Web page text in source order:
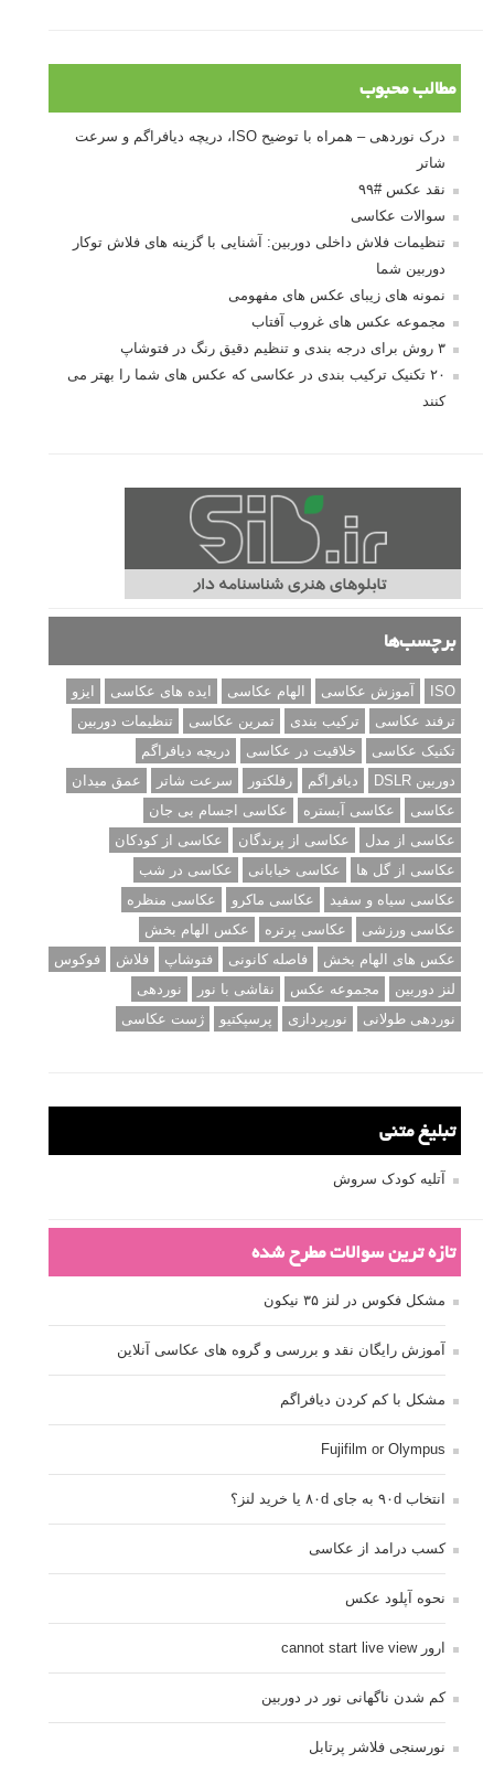
مطالب محبوب
درک نوردهی – همراه با توضیح ISO، دریچه دیافراگم و سرعت
شاتر
نقد عکس #۹۹
سوالات عکاسی
تنظیمات فلاش داخلی دوربین: آشنایی با گزینه های فلاش توکار
دوربین شما
نمونه های زیبای عکس های مفهومی
مجموعه عکس های غروب آفتاب
۳ روش برای درجه بندی و تنظیم دقیق رنگ در فتوشاپ
۲۰ تکنیک ترکیب بندی در عکاسی که عکس های شما را بهتر می
کنند
برچسب‌ها
ISO آموزش عکاسی الهام عکاسی ایده های عکاسی
ایزو
ترفند عکاسی
ترکیب بندی تمرین عکاسی
تنظیمات دوربین
تکنیک عکاسی
خلاقیت در عکاسی
دریچه دیافراگم
دوربین DSLR
دیافراگم رفلکتور سرعت شاتر
عمق میدان
عکاسی
عکاسی آبستره
عکاسی اجسام بی جان
عکاسی از مدل
عکاسی از پرندگان
عکاسی از کودکان
عکاسی از گل ها
عکاسی خیابانی
عکاسی در شب
عکاسی سیاه و سفید
عکاسی ماکرو
عکاسی منظره
عکاسی ورزشی
عکاسی پرتره
عکس الهام بخش
عکس های الهام بخش
فاصله کانونی فتوشاپ فلاش
فوکوس
لنز دوربین
مجموعه عکس نقاشی با نور
نوردهی
نوردهی طولانی
نورپردازی پرسپکتیو ژست عکاسی
تبلیغ متنی
آتلیه کودک سروش
تازه ترین سوالات مطرح شده
مشکل فکوس در لنز ۳۵ نیکون
آموزش رایگان نقد و بررسی و گروه های عکاسی آنلاین
مشکل با کم کردن دیافراگم
Fujifilm or Olympus
انتخاب ۹۰d به جای ۸۰d یا خرید لنز؟
کسب درامد از عکاسی
نحوه آپلود عکس
ارور cannot start live view
کم شدن ناگهانی نور در دوربین
نورسنجی فلاشر پرتابل